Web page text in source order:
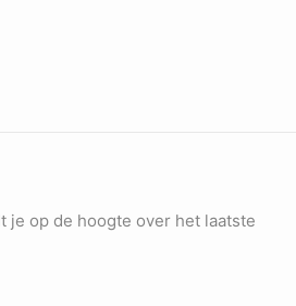
je op de hoogte over het laatste